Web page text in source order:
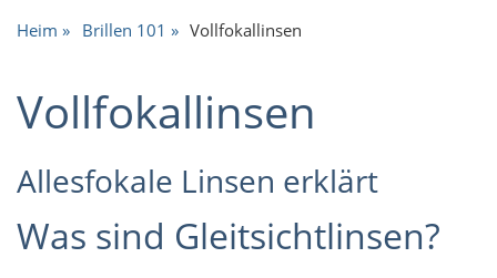
Heim Brillen 101 Vollfokallinsen
Vollfokallinsen
Allesfokale Linsen erklärt
Was sind Gleitsichtlinsen?